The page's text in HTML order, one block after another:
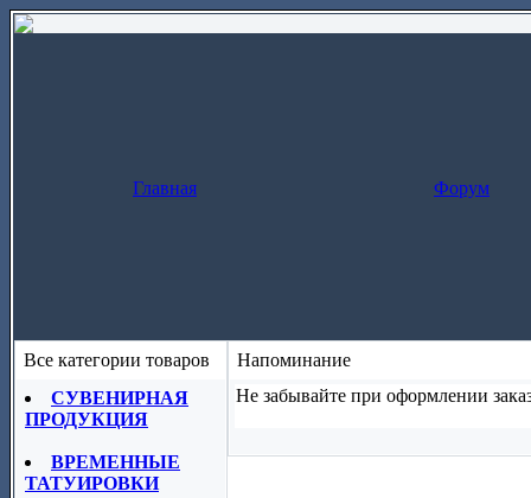
Главная Форум
Все категории товаров
СУВЕНИРНАЯ
ПРОДУКЦИЯ
ВРЕМЕННЫЕ
ТАТУИРОВКИ
Напоминание
Не забывайте при оформлении